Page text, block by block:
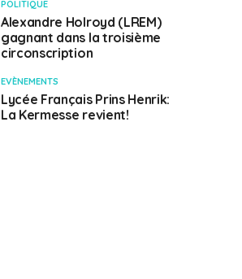
POLITIQUE
Alexandre Holroyd (LREM)
gagnant dans la troisième
circonscription
EVÈNEMENTS
Lycée Français Prins Henrik:
La Kermesse revient!